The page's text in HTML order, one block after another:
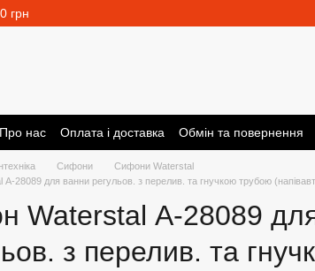
грн
Про нас Оплата і доставка Обмін та повернення
Сифони
Сифони Waterstal
28089 для ванни регульов. з перелив. та гнучкою трубою
Waterstal А-28089
з перелив. та